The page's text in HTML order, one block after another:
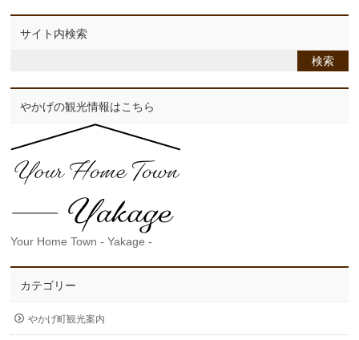
サイト内検索
やかげの観光情報はこちら
Your Home Town - Yakage -
カテゴリー
やかげ町観光案内